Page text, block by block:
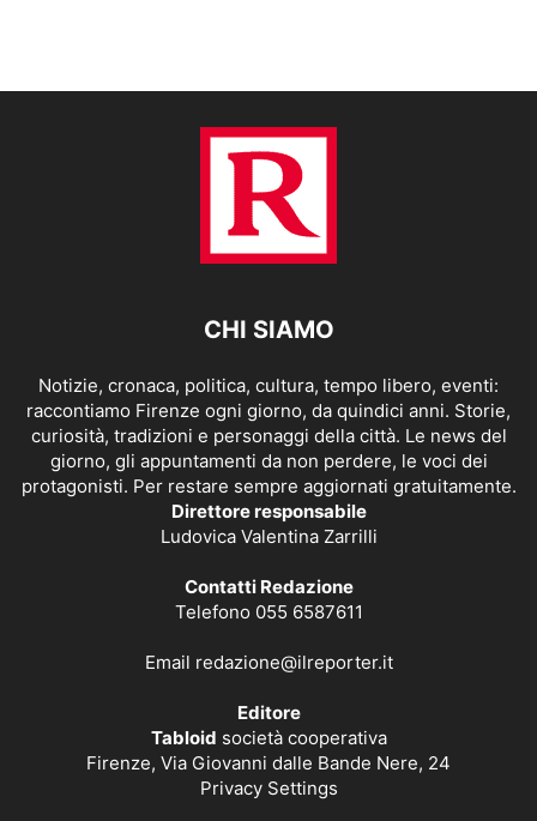
CHI SIAMO
Notizie, cronaca, politica, cultura, tempo libero, eventi:
raccontiamo Firenze ogni giorno, da quindici anni. Storie,
curiosità, tradizioni e personaggi della città. Le news del
giorno, gli appuntamenti da non perdere, le voci dei
protagonisti. Per restare sempre aggiornati gratuitamente.
Direttore responsabile
Ludovica Valentina Zarrilli
Contatti Redazione
Telefono 055 6587611
Email redazione@ilreporter.it
Editore
Tabloid società cooperativa
Firenze, Via Giovanni dalle Bande Nere, 24
Privacy Settings